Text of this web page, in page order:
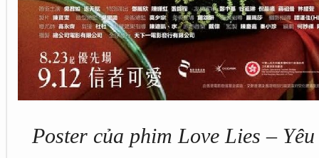
Poster của phim Love Lies –